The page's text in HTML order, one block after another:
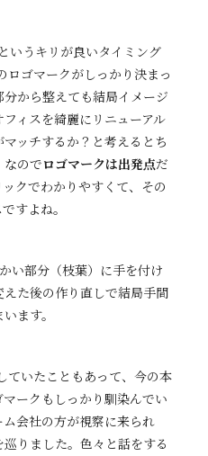
いうキリが良いタイミング
ゴマークがしっかり決まっ
から整えても結局イメージ
ィスを綺麗にリニューアル
ッチするか？と考えるとち
なのでロゴマークは出発点だ
クでわかりやすくて、その
すよね。
い部分（枝葉）に手を付け
た後の作り直しで結局手間
ます。
ていたこともあって、今の本
ークもしっかり馴染んでい
会社の方が視察に来られ
りました。色々と話をする